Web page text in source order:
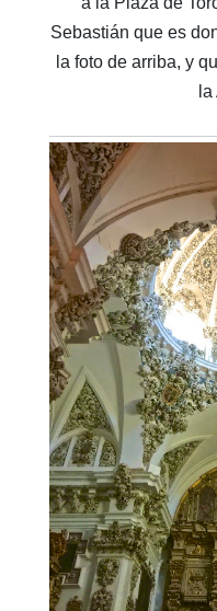
Sebastián que es
la foto de arriba, y